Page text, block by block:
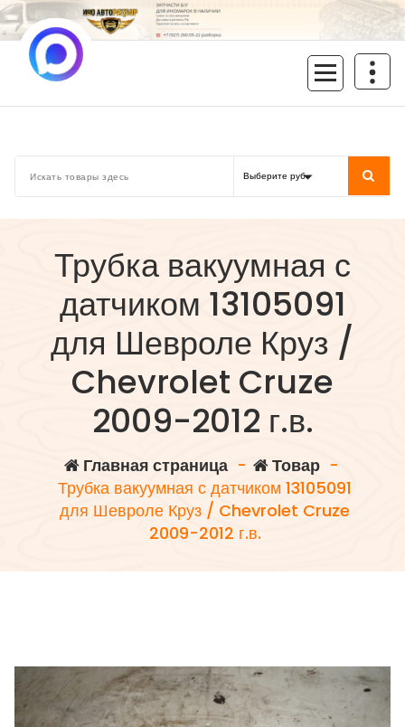
Перейти
к
содержимому
Трубка вакуумная с
датчиком 13105091
для Шевроле Круз /
Chevrolet Cruze
2009-2012 г.в.
Главная страница- Товар-
Трубка вакуумная с датчиком 13105091
для Шевроле Круз / Chevrolet Cruze
2009-2012 г.в.